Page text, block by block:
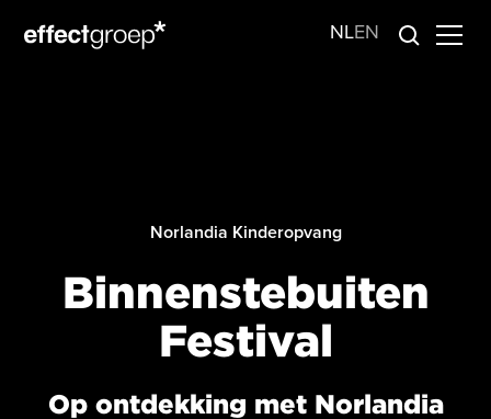
NLEN
Norlandia Kinderopvang
Binnenstebuiten
Festival
Op ontdekking met Norlandia